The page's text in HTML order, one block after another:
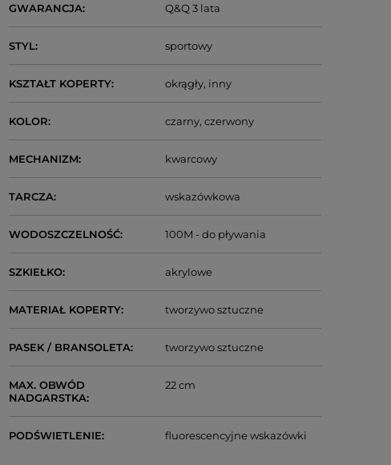
GWARANCJA Q&Q 3 lata
STYL sportowy
KSZTAŁT KOPERTY okrągły inny
KOLOR czarny czerwony
MECHANIZM kwarcowy
TARCZA wskazówkowa
WODOSZCZELNOŚĆ 100M - do pływania
SZKIEŁKO akrylowe
MATERIAŁ KOPERTY tworzywo sztuczne
PASEK / BRANSOLETA tworzywo sztuczne
MAX. OBWÓD
NADGARSTKA
22 cm
PODŚWIETLENIE fluorescencyjne wskazówki